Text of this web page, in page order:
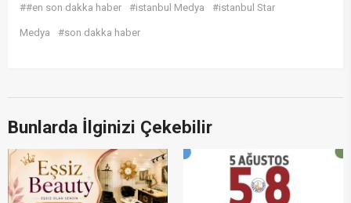
##en son dakka haber #istanbul Medya #istanbul Star
Medya #son dakka haber
Bunlarda İlginizi Çekebilir